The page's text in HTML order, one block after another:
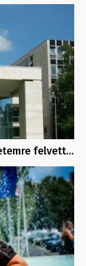
felvett…